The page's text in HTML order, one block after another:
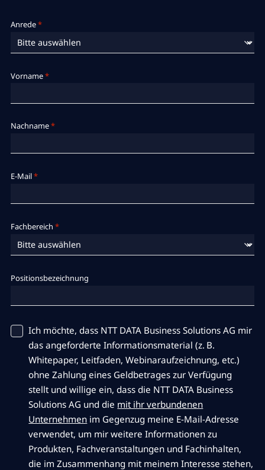
Anrede*
Vorname*
Nachname*
E-Mail*
Fachbereich *
Positionsbezeichnung
Ich möchte, dass NTT DATA Business Solutions AG mir
das angeforderte Informationsmaterial (z. B.
Whitepaper, Leitfaden, Webinaraufzeichnung, etc.)
ohne Zahlung eines Geldbetrages zur Verfügung
stellt und willige ein, dass die NTT DATA Business
Solutions AG und die mit ihr verbundenen
Unternehmen im Gegenzug meine E-Mail-Adresse
verwendet, um mir weitere Informationen zu
Produkten, Fachveranstaltungen und Fachinhalten,
die im Zusammenhang mit meinem Interesse stehen,